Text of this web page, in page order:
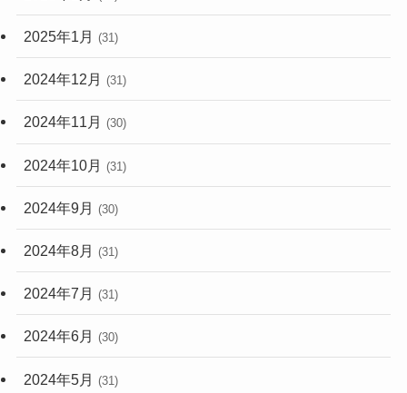
2025年1月 (31)
2024年12月 (31)
2024年11月 (30)
2024年10月 (31)
2024年9月 (30)
2024年8月 (31)
2024年7月 (31)
2024年6月 (30)
2024年5月 (31)